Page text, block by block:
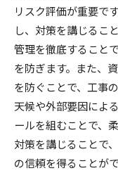
リスク評価が重要で
し、対策を講じるこ
管理を徹底すること
を防ぎます。また、
を防ぐことで、工事
天候や外部要因によ
ールを組むことで、
対策を講じることで
の信頼を得ることがで